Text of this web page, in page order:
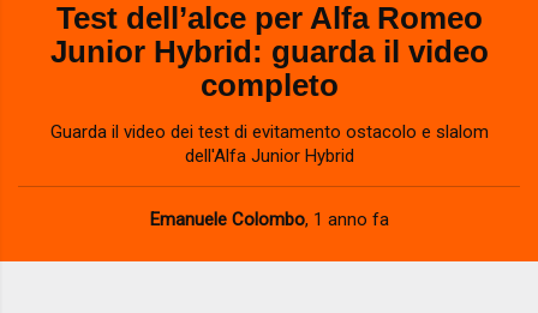
Test dell’alce per Alfa Romeo
Junior Hybrid: guarda il video
completo
Guarda il video dei test di evitamento ostacolo e slalom
dell'Alfa Junior Hybrid
Emanuele Colombo, 1 anno fa